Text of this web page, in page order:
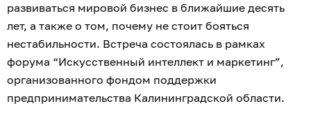
развиваться мировой бизнес в ближайшие десять
лет, а также о том, почему не стоит бояться
нестабильности. Встреча состоялась в рамках
форума “Искусственный интеллект и маркетинг”,
организованного фондом поддержки
предпринимательства Калининградской области.